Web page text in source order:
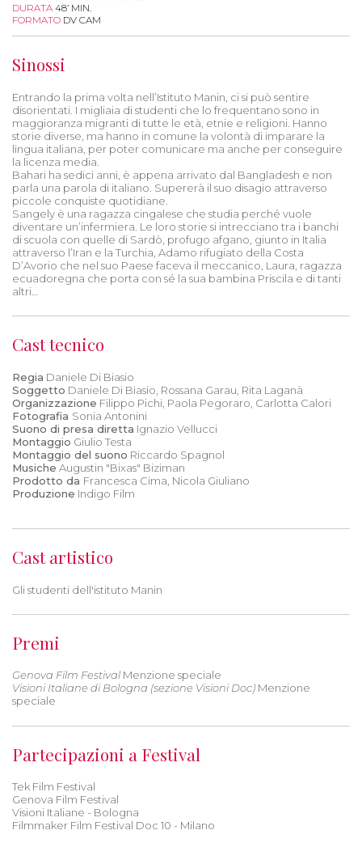
DURATA 48’ MIN.
FORMATO DV CAM
Sinossi
Entrando la prima volta nell’Istituto Manin, ci si può sentire
disorientati. I migliaia di studenti che lo frequentano sono in
maggioranza migranti di tutte le età, etnie e religioni. Hanno
storie diverse, ma hanno in comune la volontà di imparare la
lingua italiana, per poter comunicare ma anche per conseguire
la licenza media.
Bahari ha sedici anni, è appena arrivato dal Bangladesh e non
parla una parola di italiano. Supererà il suo disagio attraverso
piccole conquiste quotidiane.
Sangely è una ragazza cingalese che studia perché vuole
diventare un’infermiera. Le loro storie si intrecciano tra i banchi
di scuola con quelle di Sardò, profugo afgano, giunto in Italia
attraverso l’Iran e la Turchia, Adamo rifugiato della Costa
D’Avorio che nel suo Paese faceva il meccanico, Laura, ragazza
ecuadoregna che porta con sé la sua bambina Priscila e di tanti
altri…
Cast tecnico
Regia Daniele Di Biasio
Soggetto Daniele Di Biasio, Rossana Garau, Rita Laganà
Organizzazione Filippo Pichi, Paola Pegoraro, Carlotta Calori
Fotografia Sonia Antonini
Suono di presa diretta Ignazio Vellucci
Montaggio Giulio Testa
Montaggio del suono Riccardo Spagnol
Musiche Augustin "Bixas" Biziman
Prodotto da Francesca Cima, Nicola Giuliano
Produzione Indigo Film
Cast artistico
Gli studenti dell'istituto Manin
Premi
Genova Film FestivalMenzione speciale
Visioni Italiane di Bologna (sezione Visioni Doc) Menzione
speciale
Partecipazioni a Festival
Tek Film Festival
Genova Film Festival
Visioni Italiane - Bologna
Filmmaker Film Festival Doc 10 - Milano